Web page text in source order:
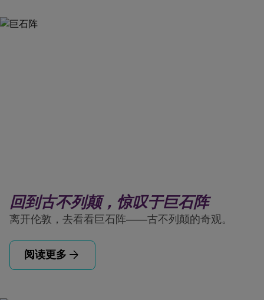
回到古不列颠，惊叹于巨石阵
离开伦敦，去看看巨石阵——古不列颠的奇观。
阅读更多 arrow_forward